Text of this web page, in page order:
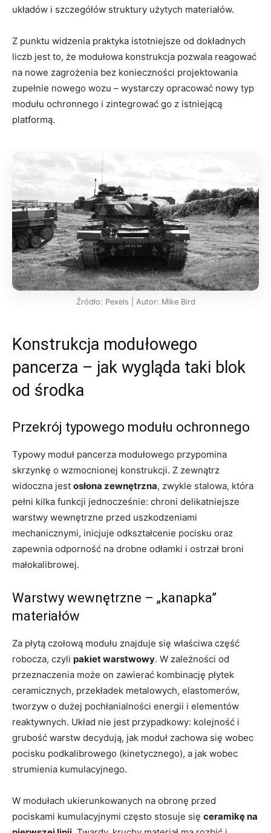
układów i szczegółów struktury użytych materiałów.
Z punktu widzenia praktyka istotniejsze od dokładnych
liczb jest to, że modułowa konstrukcja pozwala reagować
na nowe zagrożenia bez konieczności projektowania
zupełnie nowego wozu – wystarczy opracować nowy typ
modułu ochronnego i zintegrować go z istniejącą
platformą.
Źródło: Pexels | Autor: Mike Bird
Konstrukcja modułowego
pancerza – jak wygląda taki blok
od środka
Przekrój typowego modułu ochronnego
Typowy moduł pancerza modułowego przypomina
skrzynkę o wzmocnionej konstrukcji. Z zewnątrz
widoczna jest osłona zewnętrzna, zwykle stalowa, która
pełni kilka funkcji jednocześnie: chroni delikatniejsze
warstwy wewnętrzne przed uszkodzeniami
mechanicznymi, inicjuje odkształcenie pocisku oraz
zapewnia odporność na drobne odłamki i ostrzał broni
małokalibrowej.
Warstwy wewnętrzne – „kanapka”
materiałów
Za płytą czołową modułu znajduje się właściwa część
robocza, czyli pakiet warstwowy. W zależności od
przeznaczenia może on zawierać kombinację płytek
ceramicznych, przekładek metalowych, elastomerów,
tworzyw o dużej pochłanialności energii i elementów
reaktywnych. Układ nie jest przypadkowy: kolejność i
grubość warstw decydują, jak moduł zachowa się wobec
pocisku podkalibrowego (kinetycznego), a jak wobec
strumienia kumulacyjnego.
W modułach ukierunkowanych na obronę przed
pociskami kumulacyjnymi często stosuje się ceramikę na